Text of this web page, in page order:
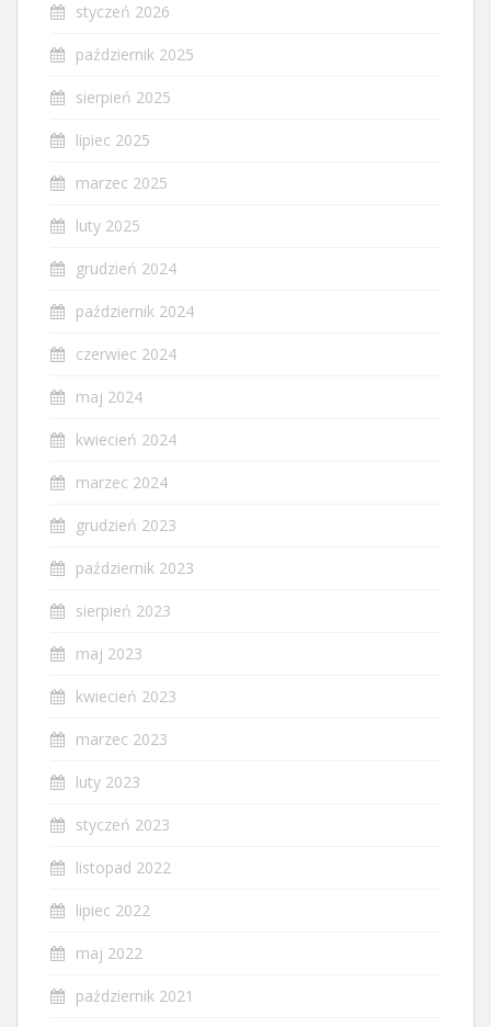
styczeń 2026
październik 2025
sierpień 2025
lipiec 2025
marzec 2025
luty 2025
grudzień 2024
październik 2024
czerwiec 2024
maj 2024
kwiecień 2024
marzec 2024
grudzień 2023
październik 2023
sierpień 2023
maj 2023
kwiecień 2023
marzec 2023
luty 2023
styczeń 2023
listopad 2022
lipiec 2022
maj 2022
październik 2021